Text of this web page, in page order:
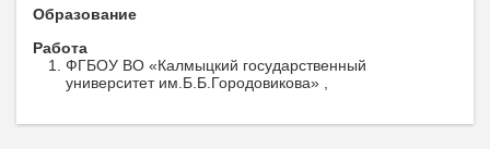
Образование
Работа
ФГБОУ ВО «Калмыцкий государственный
университет им.Б.Б.Городовикова» ,